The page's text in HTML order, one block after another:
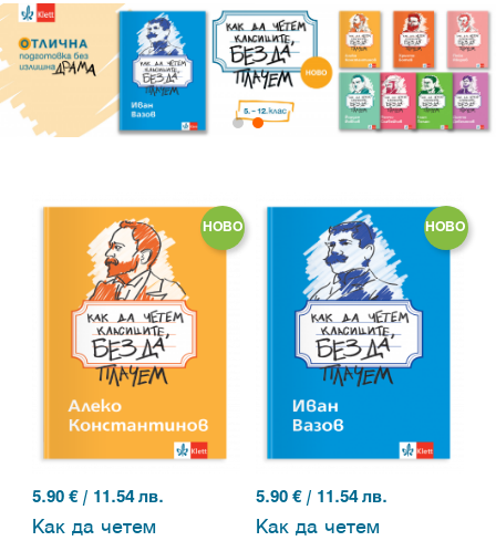
НОВО
5.90 € / 11.54 лв.
Как да четем
НОВО
5.90€ / 11.54 лв.
Как да четем